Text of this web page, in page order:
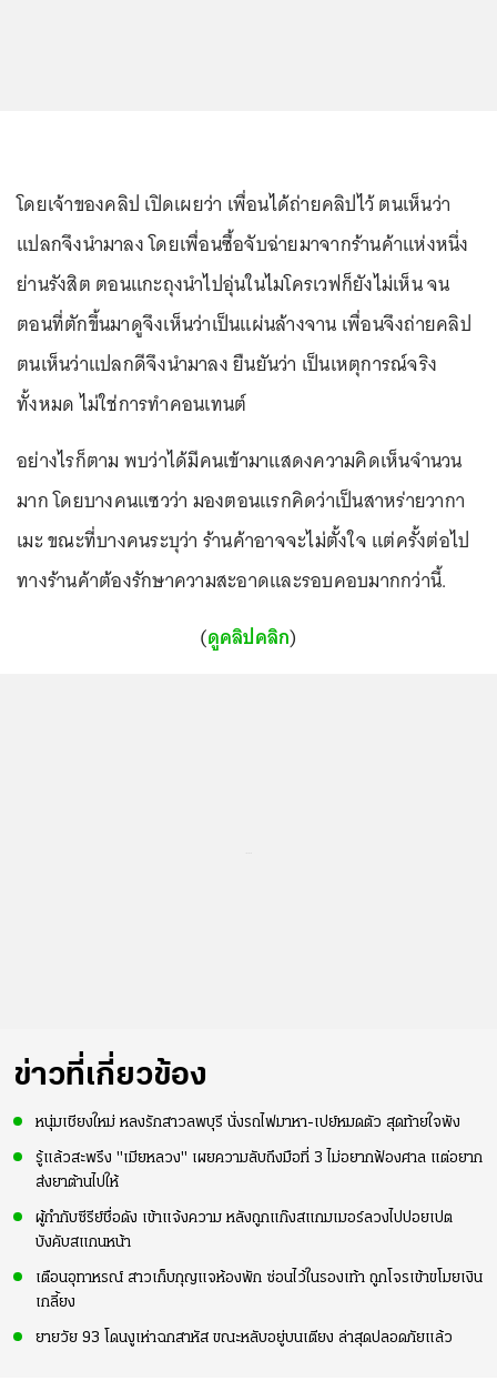
โดยเจ้าของคลิป เปิดเผยว่า เพื่อนได้ถ่ายคลิปไว้ ตนเห็นว่า
แปลกจึงนำมาลง โดยเพื่อนซื้อจับฉ่ายมาจากร้านค้าแห่งหนึ่ง
ย่านรังสิต ตอนแกะถุงนำไปอุ่นในไมโครเวฟก็ยังไม่เห็น จน
ตอนที่ตักขึ้นมาดูจึงเห็นว่าเป็นแผ่นล้างจาน เพื่อนจึงถ่ายคลิป
ตนเห็นว่าแปลกดีจึงนำมาลง ยืนยันว่า เป็นเหตุการณ์จริง
ทั้งหมด ไม่ใช่การทำคอนเทนต์
อย่างไรก็ตาม พบว่าได้มีคนเข้ามาแสดงความคิดเห็นจำนวน
มาก โดยบางคนแซวว่า มองตอนแรกคิดว่าเป็นสาหร่ายวากา
เมะ ขณะที่บางคนระบุว่า ร้านค้าอาจจะไม่ตั้งใจ แต่ครั้งต่อไป
ทางร้านค้าต้องรักษาความสะอาดและรอบคอบมากกว่านี้.
(ดูคลิปคลิก)
ข่าวที่เกี่ยวข้อง
หนุ่มเชียงใหม่ หลงรักสาวลพบุรี นั่งรถไฟมาหา-เปย์หมดตัว สุดท้ายใจพัง
รู้แล้วสะพรึง "เมียหลวง" เผยความลับถึงมือที่ 3 ไม่อยากฟ้องศาล แต่อยาก
ส่งยาต้านไปให้
ผู้กำกับซีรีย์ชื่อดัง เข้าแจ้งความ หลังถูกแก๊งสแกมเมอร์ลวงไปปอยเปต
บังคับสแกนหน้า
เตือนอุทาหรณ์ สาวเก็บกุญแจห้องพัก ซ่อนไว้ในรองเท้า ถูกโจรเข้าขโมยเงิน
เกลี้ยง
ยายวัย 93 โดนงูเห่าฉกสาหัส ขณะหลับอยู่บนเตียง ล่าสุดปลอดภัยแล้ว